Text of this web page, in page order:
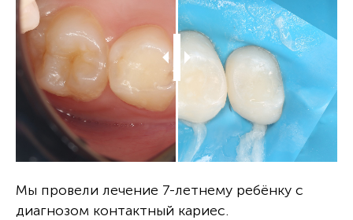
Мы провели лечение 7-летнему ребёнку с
диагнозом контактный кариес.